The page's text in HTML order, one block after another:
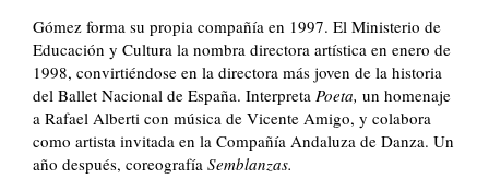
Gómez forma su propia compañía en 1997. El Ministerio de
Educación y Cultura la nombra directora artística en enero de
1998, convirtiéndose en la directora más joven de la historia
del Ballet Nacional de España. Interpreta Poeta, un homenaje
a Rafael Alberti con música de Vicente Amigo, y colabora
como artista invitada en la Compañía Andaluza de Danza. Un
año después, coreografía Semblanzas.